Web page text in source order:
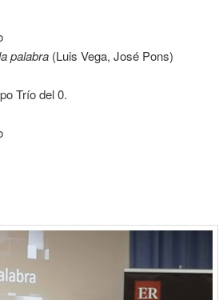
palabra(Luis Vega, José Pons)
Trío del 0.